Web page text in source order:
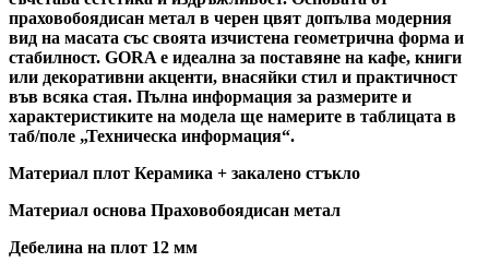
праховобоядисан метал в черен цвят допълва модерния
вид на масата със своята изчистена геометрична форма и
стабилност. GORA е идеална за поставяне на кафе, книги
или декоративни акценти, внасяйки стил и практичност
във всяка стая. Пълна информация за размерите и
характеристиките на модела ще намерите в таблицата в
таб/поле „Техническа информация“.
Материал плот Керамика + закалено стъкло
Материал основа Праховобоядисан метал
Дебелина на плот 12 мм